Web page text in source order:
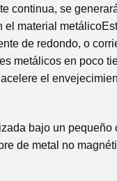
continua, se
el material
de redondo, o
metálicos en poco
el
bajo un pequeño
de metal no